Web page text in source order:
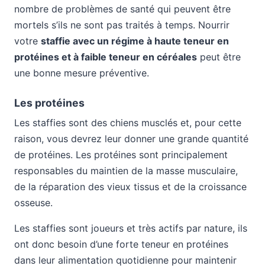
nombre de problèmes de santé qui peuvent être
mortels s’ils ne sont pas traités à temps. Nourrir
votre staffie avec un régime à haute teneur en
protéines et à faible teneur en céréales peut être
une bonne mesure préventive.
Les protéines
Les staffies sont des chiens musclés et, pour cette
raison, vous devrez leur donner une grande quantité
de protéines. Les protéines sont principalement
responsables du maintien de la masse musculaire,
de la réparation des vieux tissus et de la croissance
osseuse.
Les staffies sont joueurs et très actifs par nature, ils
ont donc besoin d’une forte teneur en protéines
dans leur alimentation quotidienne pour maintenir